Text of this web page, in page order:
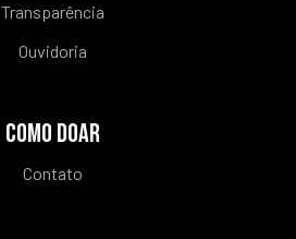
Transparência
Ouvidoria
COMO DOAR
Contato